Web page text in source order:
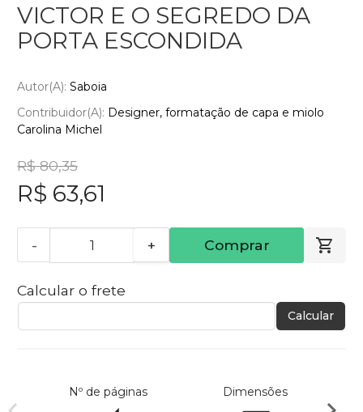
VICTOR E O SEGREDO DA
PORTA ESCONDIDA
Autor(a): Saboia
Contribuidor(a): Designer, formatação de capa e miolo
Carolina Michel
R$ 80,35
R$ 63,61
- + Comprar
Calcular o frete
Calcular
Nº de páginas Dimensões